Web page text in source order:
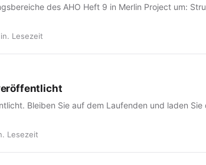
des AHO Heft 9 in Merlin Project um:
Lesezeit
Bleiben Sie auf dem Laufenden und laden Sie
Lesezeit